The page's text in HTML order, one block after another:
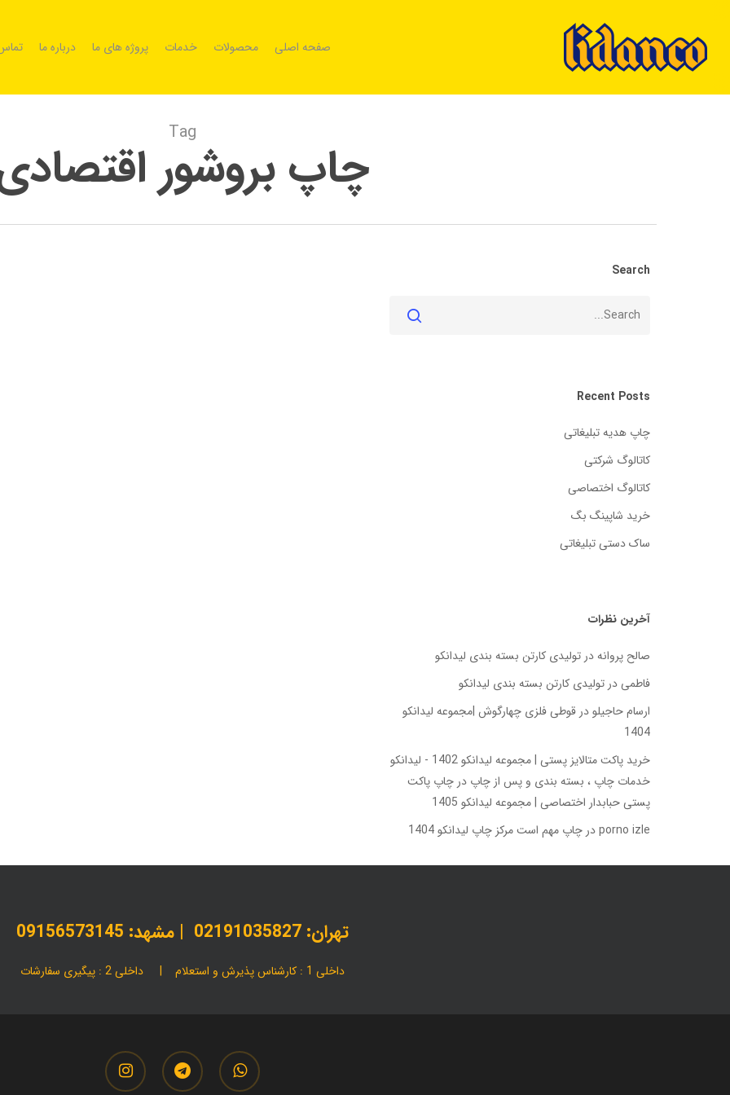
main
content
صفحه اصلی محصولات خدمات پروژه های ما درباره ما
Tag
چاپ بروشور
Search
Recent Posts
چاپ هدیه تبلیغاتی
کاتالوگ شرکتی
کاتالوگ اختصاصی
خرید شاپینگ بگ
ساک دستی تبلیغاتی
آخرین نظرات
صالح پروانهدرتولیدی کارتن بسته‌ بندی لیدانکو
فاطمیدرتولیدی کارتن بسته‌ بندی لیدانکو
ارسام حاجیلودرقوطی فلزی چهارگوش |مجموعه لیدانکو
1404
خرید پاکت متالایز پستی | مجموعه لیدانکو 1402 - لیدانکو
خدمات چاپ ، بسته بندی و پس از چاپ درچاپ پاکت
پستی حبابدار اختصاصی | مجموعه لیدانکو 1405
porno izleدرچاپ مهم است مرکز چاپ لیدانکو 1404
تهران: 02191035827 | مشهد: 09156573145
داخلی 1 : کارشناس پذیرش و استعلام | داخلی 2 : پیگیری سفارشات
instagram telegram whatsapp